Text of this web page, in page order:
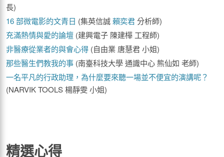
長)
16 部微電影的文青日 (集英信誠賴奕君分析師)
充滿熱情與愛的論壇 (建興電子 陳建樺 工程師)
非醫療從業者的與會心得 (自由業 唐慧君 小姐)
那些醫生們教我的事 (南臺科技大學 通識中心 熊仙如 老師)
一名平凡的行政助理，為什麼要來聽一場並不便宜的演講呢？
(NARVIK TOOLS 楊靜雯 小姐)
精選心得